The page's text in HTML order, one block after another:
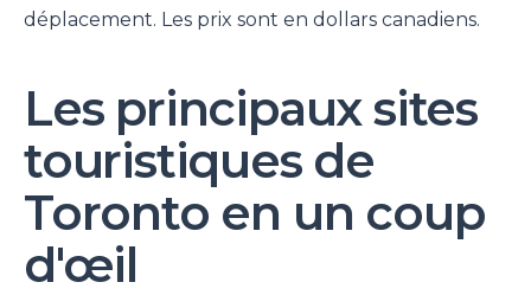
déplacement. Les prix sont en dollars canadiens.
Les principaux sites
touristiques de
Toronto en un coup
d'œil